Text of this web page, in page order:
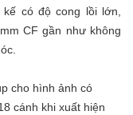
có độ cong lồi lớn,
CF gần như không
cho hình ảnh có
cánh khi xuất hiện